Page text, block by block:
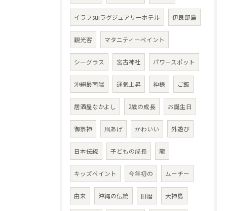
イラフsuiラグジュアリーホテル 伊良部島
観光客 マタニティーペイント
シーグラス 宮古神社 パワースポット
沖縄最南端 運気上昇 神様 ご飯
居酒屋なかよし 2歳の成長 お誕生日
御祭神 凧あげ かわいい 外遊び
日本伝統 子どもの成長 龍
キッズペイント 今年初の ムーチー
由来 沖縄の伝統 旧暦 大神島